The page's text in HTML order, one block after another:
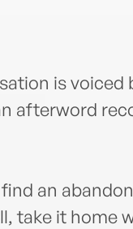
is voiced
afterword
an
take it home